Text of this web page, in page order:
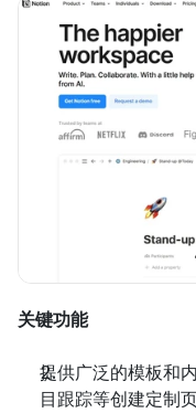
关键功能
提供广泛的模板和
目跟踪等创建定制页